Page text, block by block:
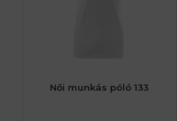
Női munkás póló 133